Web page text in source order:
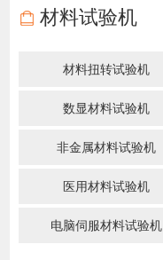
材料试验机
材料扭转试验机
数显材料试验机
非金属材料试验机
医用材料试验机
电脑伺服材料试验机